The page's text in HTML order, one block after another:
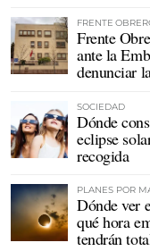
FRENTE
Frente
ante la
denunciar
SOCIEDAD
Dónde
eclipse
recogida
PLANES POR
Dónde ver
qué hora
tendrán